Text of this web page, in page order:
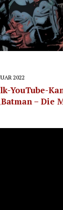
2022
YouTube-
– Die